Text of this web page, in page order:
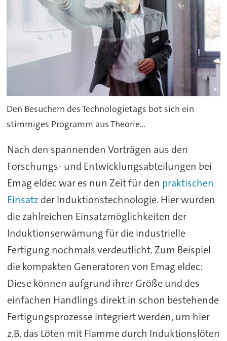
Den Besuchern des Technologietags bot sich ein
stimmiges Programm aus Theorie...
Nach den spannenden Vorträgen aus den
Forschungs- und Entwicklungsabteilungen bei
Emag eldec war es nun Zeit für den praktischen
Einsatz der Induktionstechnologie. Hier wurden
die zahlreichen Einsatzmöglichkeiten der
Induktionserwämung für die industrielle
Fertigung nochmals verdeutlicht. Zum Beispiel
die kompakten Generatoren von Emag eldec:
Diese können aufgrund ihrer Größe und des
einfachen Handlings direkt in schon bestehende
Fertigungsprozesse integriert werden, um hier
z.B. das Löten mit Flamme durch Induktionslöten